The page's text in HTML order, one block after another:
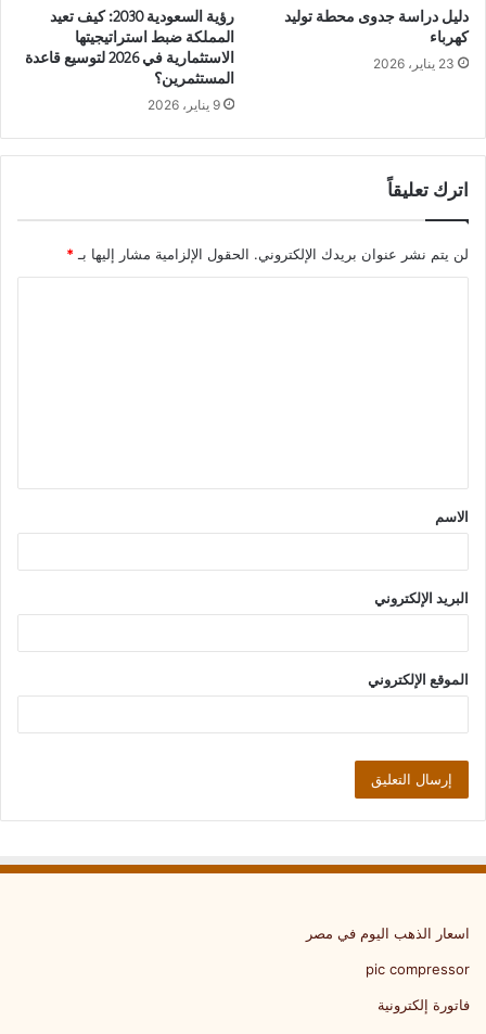
دليل دراسة جدوى محطة توليد
كهرباء
23 يناير، 2026
رؤية السعودية 2030: كيف تعيد
المملكة ضبط استراتيجيتها
الاستثمارية في 2026 لتوسيع قاعدة
المستثمرين؟
9 يناير، 2026
اترك تعليقاً
لن يتم نشر عنوان بريدك الإلكتروني. الحقول الإلزامية مشار إليها بـ *
ق
*
الاسم
البريد الإلكتروني
الموقع الإلكتروني
اسعار الذهب اليوم في مصر
pic compressor
فاتورة إلكترونية